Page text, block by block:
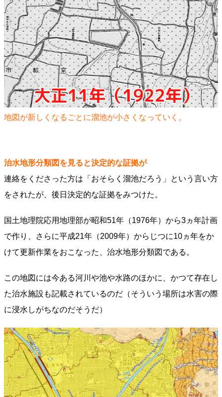
地図が新しくなるごとに溜池が小さくなっていく。
治水地形分類図を見ると決定的な証拠が
連絡をくださった方は「おそらく溜池だろう」という言い方
をされたが、後日決定的な証拠をみつけた。
国土地理院応用地理部が昭和51年（1976年）から3ヵ年計画
で作り、さらに平成21年（2009年）からじつに10ヵ年をか
けて更新作業をおこなった、治水地形分類図である。
この地図には今ある河川や池や水路のほかに、かつて存在し
た治水施設も記載されているのだ（そういう場所は水害の際
に浸水しがちなのだそうだ）